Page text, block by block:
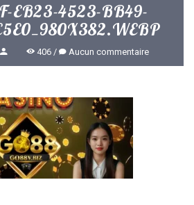
EB23-4523-BB49-
406 Aucun commentaire